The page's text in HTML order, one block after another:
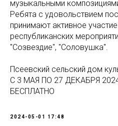
музыкальными
Ребята с удовольствием
принимают активное
республиканских
"Созвездие", "Соловушка".
Псеевский сельский дом
С 3 МАЯ ПО 27 ДЕКАБРЯ
БЕСПЛАТНО
2024-05-01 17:48